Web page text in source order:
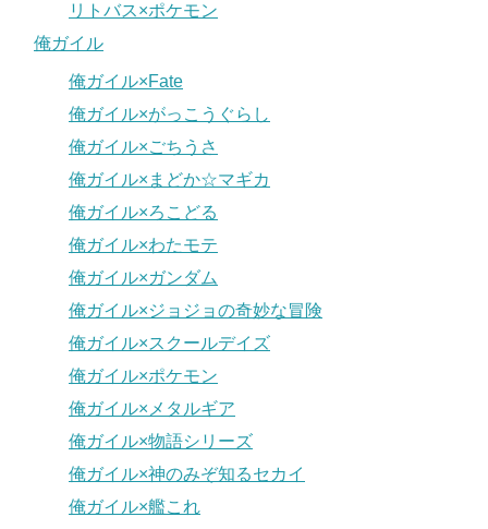
リトバス×ポケモン
俺ガイル
俺ガイル×Fate
俺ガイル×がっこうぐらし
俺ガイル×ごちうさ
俺ガイル×まどか☆マギカ
俺ガイル×ろこどる
俺ガイル×わたモテ
俺ガイル×ガンダム
俺ガイル×ジョジョの奇妙な冒険
俺ガイル×スクールデイズ
俺ガイル×ポケモン
俺ガイル×メタルギア
俺ガイル×物語シリーズ
俺ガイル×神のみぞ知るセカイ
俺ガイル×艦これ